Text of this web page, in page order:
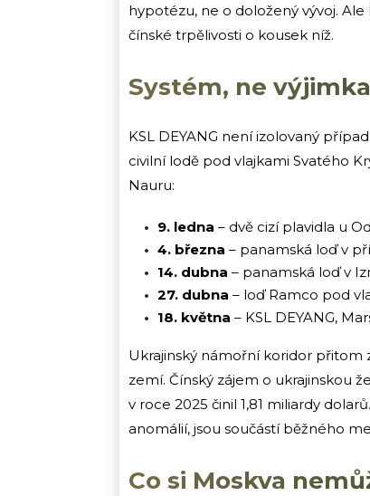
hypotézu, ne o doložený vývoj.
čínské trpělivosti o kousek níž.
Systém, ne výjimka
KSL DEYANG není izolovaný
civilní lodě pod vlajkami Svatého
Nauru:
9. ledna – dvě cizí plavidla u
4. března – panamská loď v
14. dubna – panamská loď v
27. dubna – loď Ramco pod
18. května – KSL DEYANG,
Ukrajinský námořní koridor přitom
zemí. Čínský zájem o ukrajinskou
v roce 2025 činil 1,81 miliardy
anomálií, jsou součástí běžného
Co si Moskva